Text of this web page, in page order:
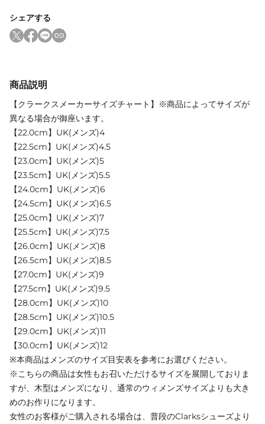
シェアする
商品説明
【クラークスメーカーサイズチャート】※商品によってサイズが
異なる場合が御座います。
【22.0cm】UK(メンズ)4
【22.5cm】UK(メンズ)4.5
【23.0cm】UK(メンズ)5
【23.5cm】UK(メンズ)5.5
【24.0cm】UK(メンズ)6
【24.5cm】UK(メンズ)6.5
【25.0cm】UK(メンズ)7
【25.5cm】UK(メンズ)7.5
【26.0cm】UK(メンズ)8
【26.5cm】UK(メンズ)8.5
【27.0cm】UK(メンズ)9
【27.5cm】UK(メンズ)9.5
【28.0cm】UK(メンズ)10
【28.5cm】UK(メンズ)10.5
【29.0cm】UK(メンズ)11
【30.0cm】UK(メンズ)12
※本商品はメンズのサイズ目安表を参考にお選びください。
※こちらの商品は女性もお召いただけるサイズを展開しておりま
すが、木型はメンズになり、通常のウィメンズサイズよりも大き
めのお作りになります。
女性のお客様がご購入される場合は、普段のClarksシューズより